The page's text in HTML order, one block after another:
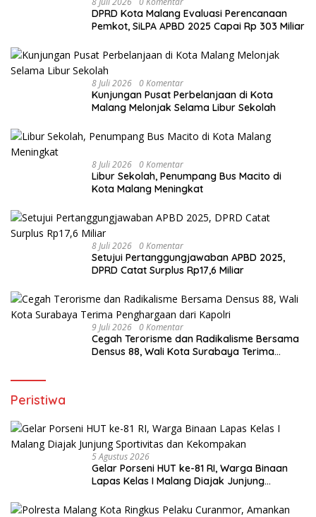
DPRD Kota Malang Evaluasi Perencanaan
Pemkot, SiLPA APBD 2025 Capai Rp 303 Miliar
8 Juli 2026 0 Komentar
Kunjungan Pusat Perbelanjaan di Kota
Malang Melonjak Selama Libur Sekolah
8 Juli 2026 0 Komentar
Libur Sekolah, Penumpang Bus Macito di
Kota Malang Meningkat
8 Juli 2026 0 Komentar
Setujui Pertanggungjawaban APBD 2025,
DPRD Catat Surplus Rp17,6 Miliar
9 Juli 2026 0 Komentar
Cegah Terorisme dan Radikalisme Bersama
Densus 88, Wali Kota Surabaya Terima
Peristiwa
5 Agustus 2026
Gelar Porseni HUT ke-81 RI, Warga Binaan
Lapas Kelas I Malang Diajak Junjung